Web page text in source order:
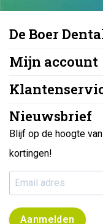
De Boer
Mijn account
Nieuwsbrief
Blijf op de hoogte
kortingen!
Aanmelden